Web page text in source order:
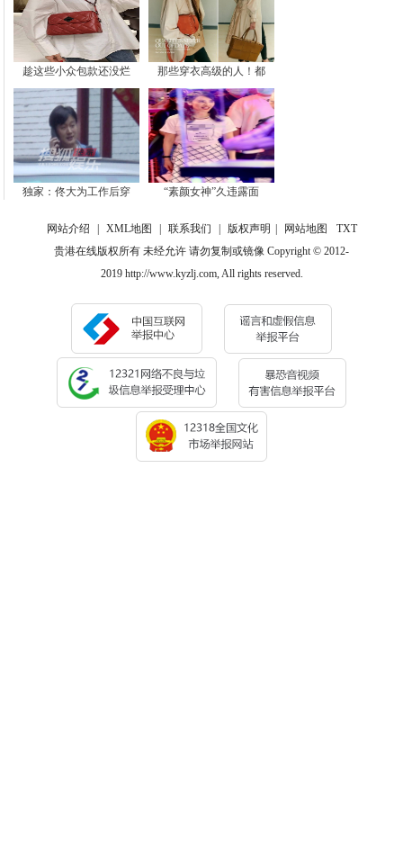
趁这些小众包款还没烂 那些穿衣高级的人！都
独家：佟大为工作后穿 “素颜女神”久违露面
网站介绍 XML地图 联系我们 版权声明 网站地图
TXT
贵港在线版权所有 未经允许 请勿复制或镜像 Copyright © 2012-
2019 http://www.kyzlj.com, All rights reserved.